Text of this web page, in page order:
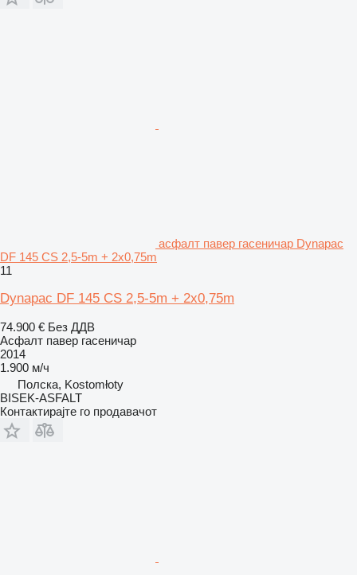
асфалт павер гасеничар Dynapac
DF 145 CS 2,5-5m + 2x0,75m
11
Dynapac DF 145 CS 2,5-5m + 2x0,75m
74.900 € Без ДДВ
Асфалт павер гасеничар
2014
1.900 м/ч
Полска, Kostomłoty
BISEK-ASFALT
Контактирајте го продавачот